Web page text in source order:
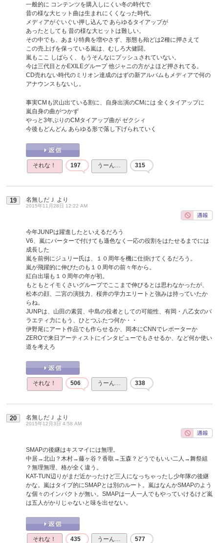
一般的に コンテンツを購入しにくい冬の時代で
昔の様な大ヒット曲は生まれにくくなった時代。
メディアがぐいぐい押し込んで あらゆるタイアップが
あったとしても 昔の様な大ヒットは難しい。
その中でも、あまり特典を増やさず、形態も殆どは2種に押さえて
この売上げを保っている嵐は、むしろ大健闘。
嵐もここ しばらく、もうそんなにプッシュされていない。
今は三代目とかEXILEグループ 他ジャニの方がよほど押されてる。
CD売れない時代のミリオン達成のはずの新アルバムもメディアで何の
アナウンスもないし。
事実CMも沢山出ている割に、自身出演のCMには 全くタイアップに
嵐自身の曲がつかず
やっと3年ぶりのCMタイアップ曲が ゼクシィ
今後もどんどん あらゆる形で落し下げられていく
それな！ 197 うーん… 315
19 名無しだＪ より
2015年11月28日 12:22 AM
今年JUNPは躍進したといえるだろう
V6、嵐にバーターで付けても遜色なく一応の役割をはたせるまでには
成長した
嵐を前例にジュリー氏は、１０周年を機に仕掛けてくるだろう。
嵐が飛躍的に伸びたのも１０周年の前々年から。
紅白出場も１０周年の年が初。
もともとイモくさいグループでここまで伸びるとは思わなかったが、
松本の顔、二宮の演技力、桜井の学力エリートと強みは持っていたか
らね。
JUNPは、山田の素質、中島の役者としての可能性、有岡・八乙女のバ
ラエティ力にもう、ひとつふたつ何か・・
伊野尾にアート作品でも作らせるか、岡本にCNNでレポーターか
ZEROで来日アーティストにインタビューでもさせるか、など何か使い
道を考えろ
それな！ 506 うーん… 338
20 名無しだＪ より
2015年12月3日 4:58 AM
SMAPの後継はキスマイには無理。
中居→北山？木村→藤ヶ谷？香取→玉森？どうでもいい二人→舞祭組
？無理無理、格が全く違う。
KAT-TUN辺りがまだ近かったけど三人になっちゃったし少年隊の後継
かな。嵐はタイプ的にSMAPとは別のルート。嵐はなんかSMAPのよう
な個々のインパクトが無い。SMAPは一人一人でもやっていけるけど嵐
は五人がかりじゃないと味を出せない。
それな！ 435 うーん… 577